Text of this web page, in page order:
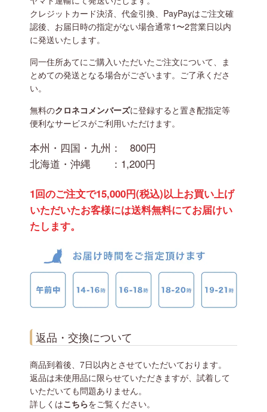
クレジットカード決済、代金引換、PayPayはご注文確
認後、お届日時の指定がない場合通常1〜2営業日以内
に発送いたします。
同一住所あてにご購入いただいたご注文について、ま
とめての発送となる場合がございます。ご了承くださ
い。
無料のクロネコメンバーズに登録すると置き配指定等
便利なサービスがご利用いただけます。
本州・四国・九州：
800円
北海道・沖縄 ： 1,200円
1回のご注文で15,000円(税込)以上お買い上げ
いただいたお客様には送料無料にてお届けい
たします。
返品・交換について
商品到着後、7日以内とさせていただいております。
返品は未使用品に限らせていただきますが、試着して
いただいても問題ありません。
詳しくはこちらをご覧ください。